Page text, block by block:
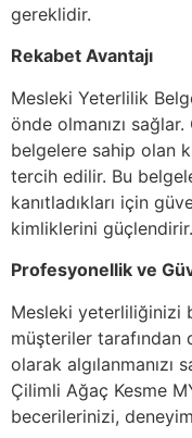
gereklidir.
Rekabet Avantajı
Mesleki Yeterlilik
önde olmanızı
belgelere sahip olan
tercih edilir. Bu
kanıtladıkları için
kimliklerini güçlendirir.
Profesyonellik ve
Mesleki yeterliliğinizi
müşteriler
olarak algılanmanızı
Çilimli Ağaç Kesme
becerilerinizi,